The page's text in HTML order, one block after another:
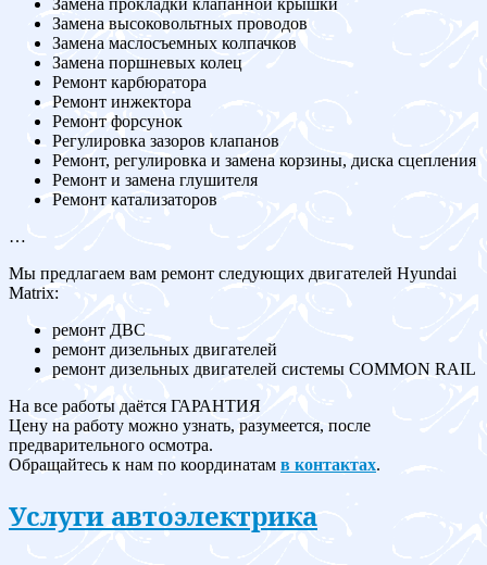
Замена прокладки клапанной крышки
Замена высоковольтных проводов
Замена маслосъемных колпачков
Замена поршневых колец
Ремонт карбюратора
Ремонт инжектора
Ремонт форсунок
Регулировка зазоров клапанов
Ремонт, регулировка и замена корзины, диска сцепления
Ремонт и замена глушителя
Ремонт катализаторов
…
Мы предлагаем вам ремонт следующих двигателей Hyundai
Matrix:
ремонт ДВС
ремонт дизельных двигателей
ремонт дизельных двигателей системы COMMON RAIL
На все работы даётся ГАРАНТИЯ
Цену на работу можно узнать, разумеется, после
предварительного осмотра.
Обращайтесь к нам по координатам в контактах.
Услуги автоэлектрика